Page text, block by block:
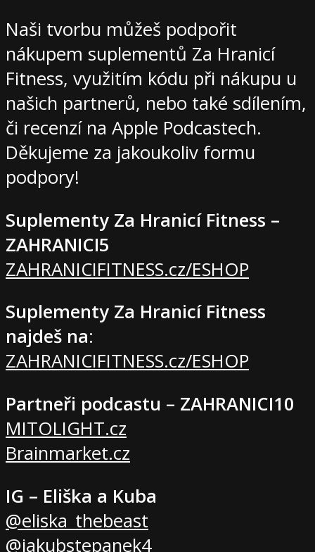
Naši tvorbu můžeš podpořit
nákupem suplementů Za Hranicí
Fitness, využitím kódu při nákupu u
našich partnerů, nebo také sdílením,
či recenzí na Apple Podcastech.
Děkujeme za jakoukoliv formu
podpory!
Suplementy Za Hranicí Fitness –
ZAHRANICI5
ZAHRANICIFITNESS.cz/ESHOP
Suplementy Za Hranicí Fitness
najdeš na:
ZAHRANICIFITNESS.cz/ESHOP
Partneři podcastu – ZAHRANICI10
MITOLIGHT.cz
Brainmarket.cz
IG – Eliška a Kuba
@eliska_thebeast
@jakubstepanek4